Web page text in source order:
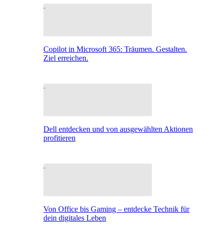
Copilot in Microsoft 365: Träumen. Gestalten.
Ziel erreichen.
Dell entdecken und von ausgewählten Aktionen
profitieren
Von Office bis Gaming – entdecke Technik für
dein digitales Leben